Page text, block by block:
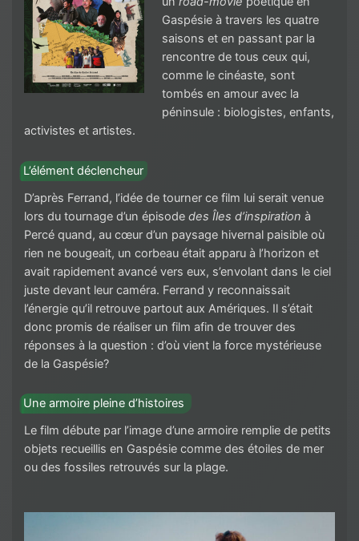
Gaspésie à travers les quatre
saisons et en passant par la
rencontre de tous ceux qui,
comme le cinéaste, sont
tombés en amour avec la
péninsule : biologistes, enfants,
activistes et artistes.
L’élément déclencheur
D’après Ferrand, l’idée de tourner ce film lui serait venue
lors du tournage d’un épisode des Îles d’inspiration à
Percé quand, au cœur d’un paysage hivernal paisible où
rien ne bougeait, un corbeau était apparu à l’horizon et
avait rapidement avancé vers eux, s’envolant dans le ciel
juste devant leur caméra. Ferrand y reconnaissait
l’énergie qu’il retrouve partout aux Amériques. Il s’était
donc promis de réaliser un film afin de trouver des
réponses à la question : d’où vient la force mystérieuse
de la Gaspésie?
Une armoire pleine d’histoires
Le film débute par l’image d’une armoire remplie de petits
objets recueillis en Gaspésie comme des étoiles de mer
ou des fossiles retrouvés sur la plage.